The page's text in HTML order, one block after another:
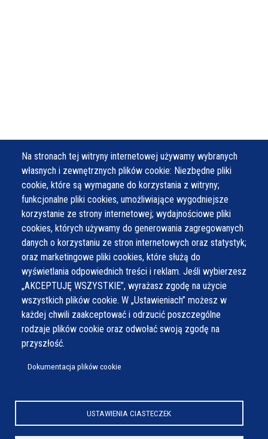
Na stronach tej witryny internetowej używamy wybranych
własnych i zewnętrznych plików cookie: Niezbędne pliki
cookie, które są wymagane do korzystania z witryny;
funkcjonalne pliki cookies, umożliwiające wygodniejsze
korzystanie ze strony internetowej; wydajnościowe pliki
cookies, których używamy do generowania zagregowanych
danych o korzystaniu ze stron internetowych oraz statystyk;
oraz marketingowe pliki cookies, które służą do
wyświetlania odpowiednich treści i reklam. Jeśli wybierzesz
„AKCEPTUJĘ WSZYSTKIE”, wyrażasz zgodę na użycie
wszystkich plików cookie. W „Ustawieniach” możesz w
każdej chwili zaakceptować i odrzucić poszczególne
rodzaje plików cookie oraz odwołać swoją zgodę na
przyszłość.
Dokumentacja plików cookie
USTAWIENIA CIASTECZEK